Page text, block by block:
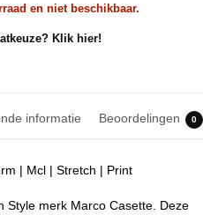
en niet beschikbaar.
Klik hier!
informatie Beoordelingen 0
| Mcl | Stretch | Print
Style merk Marco Casette. Deze